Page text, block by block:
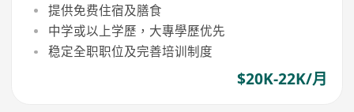
提供免费住宿及膳食
中学或以上学歷，大專學歷优先
稳定全职职位及完善培训制度
$20K-22K/月